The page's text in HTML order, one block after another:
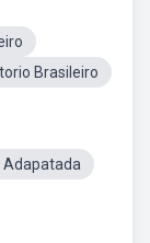
Brasileiro
Adapatada